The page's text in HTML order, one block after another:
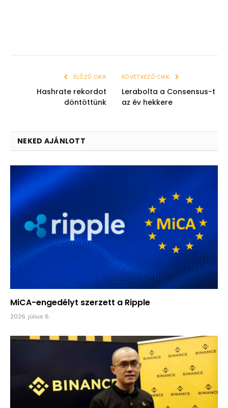
ELŐZŐ CIKK
Hashrate rekordot
döntöttünk
KÖVETKEZŐ CIKK
Lerabolta a Consensus-t
az év hekkere
NEKED AJÁNLOTT
MiCA-engedélyt szerzett a Ripple
2026. július 6.